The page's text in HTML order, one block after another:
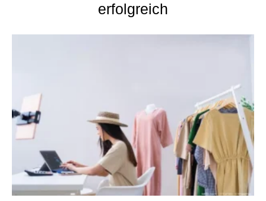
erfolgreich